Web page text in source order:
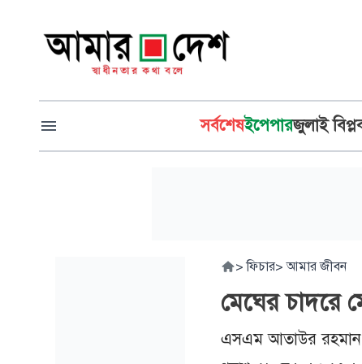
সর্বশেষইপেপারজুলাই
> ফিচার> আমার জীবন
মেঘের চাদরে
এসএম আতাউর রহমান